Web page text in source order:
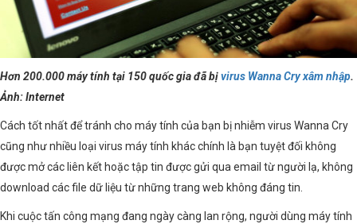
Hơn 200.000 máy tính tại 150 quốc gia đã bịvirus Wanna Cry xâm nhập.
Ảnh: Internet
Cách tốt nhất để tránh cho máy tính của bạn bị nhiễm virus Wanna Cry
cũng như nhiều loại virus máy tính khác chính là bạn tuyệt đối không
được mở các liên kết hoặc tập tin được gửi qua email từ người lạ, không
download các file dữ liệu từ những trang web không đáng tin.
Khi cuộc tấn công mạng đang ngày càng lan rộng, người dùng máy tính